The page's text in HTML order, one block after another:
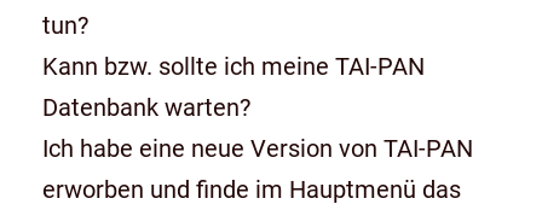
tun?
Kann bzw. sollte ich meine TAI-PAN
Datenbank warten?
Ich habe eine neue Version von TAI-PAN
erworben und finde im Hauptmenü das